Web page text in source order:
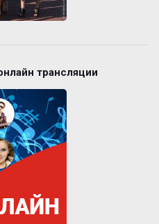
трансляции